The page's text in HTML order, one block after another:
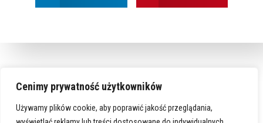
Cenimy prywatność użytkowników
Używamy plików cookie, aby poprawić jakość przeglądania,